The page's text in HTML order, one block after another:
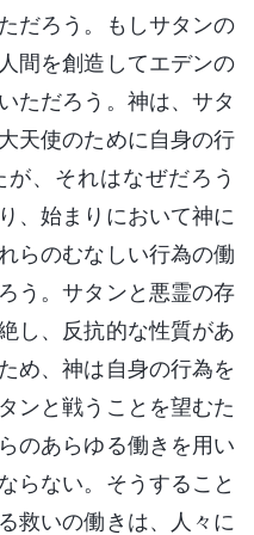
だろう。もしサタンの
間を創造してエデンの
ただろう。神は、サタ
天使のために自身の行
、それはなぜだろう
、始まりにおいて神に
らのむなしい行為の働
う。サタンと悪霊の存
し、反抗的な性質があ
め、神は自身の行為を
ンと戦うことを望むた
のあらゆる働きを用い
らない。そうすること
救いの働きは、人々に